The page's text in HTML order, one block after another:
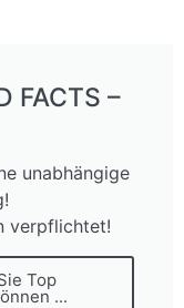
FACTS –
unabhängige
verpflichtet!
Top
...